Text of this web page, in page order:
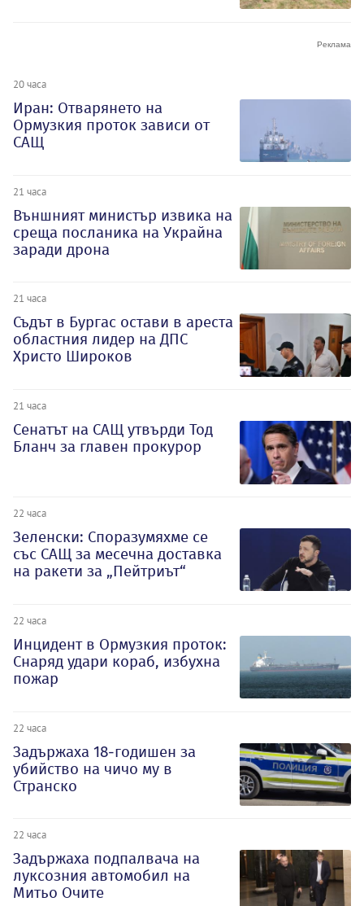
20 часа
Иран: Отварянето на
Ормузкия проток зависи от
САЩ
21 часа
Външният министър извика на
среща посланика на Украйна
заради дрона
21 часа
Съдът в Бургас остави в ареста
областния лидер на ДПС
Христо Широков
21 часа
Сенатът на САЩ утвърди Тод
Бланч за главен прокурор
22 часа
Зеленски: Споразумяхме се
със САЩ за месечна доставка
на ракети за „Пейтриът“
22 часа
Инцидент в Ормузкия проток:
Снаряд удари кораб, избухна
пожар
22 часа
Задържаха 18-годишен за
убийство на чичо му в
Странско
22 часа
Задържаха подпалвача на
луксозния автомобил на
Митьо Очите